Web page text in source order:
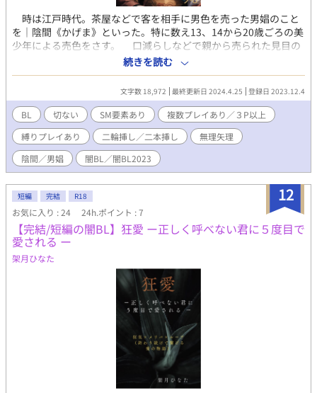
時は江戸時代。茶屋などで客を相手に男色を売った男娼のこと
を｜陰間《かげま》といった。特に数え13、14から20歳ごろの美
少年による売色をさす。 口減らしなどで親から売られた見目の
良い少年たちが、男を喜ばせるために性の技術を磨く。 そして
その陰間茶屋の中心となる芳町には、女より綺麗だと謳われた陰
間がいた。その男を一目見るために男達は茶屋の前に集まった。
その男に会うために男達は銀子を積んだ。その男と目があっただ
けで気絶するものまでいたという。 ―――― そんな伝説の陰
間の数年後。 全5話／約15,000字＋用語解説・あとがき ⚠タグ注
意⚠ SM要素あり・縛り・ムリヤリ・複数(3P以上)・2本挿し ⚠
注意⚠ 春森夢花さんのX企画『闇BL』参加作品です。バッドエ
ンド推奨企画ですので、ハッピーエンドではありません。 ※江戸
細かな設定などは気にせずお楽しみください（とはいえ、明らか
に間違っている使い方がありましたら教えていただけると幸いで
す）。また言葉などについても、伝わりやすいように現代語で表
現している箇所も多くありますが、ご了承ください。
続きを読む
文字数 18,972 最終更新日 2024.4.25 登録日 2023.12.4
BL 切ない SM要素あり
複数プレイあり／３P以上
縛りプレイあり
二輪挿し／二本挿し
無理矢理
陰間／男娼
闇BL／闇BL2023
12
短編 完結 R18
お気に入り : 24 24h.ポイント : 7
【完結/短編の闇BL】狂愛 ー正しく呼べない君に５度目で
愛される ー
架月ひなた